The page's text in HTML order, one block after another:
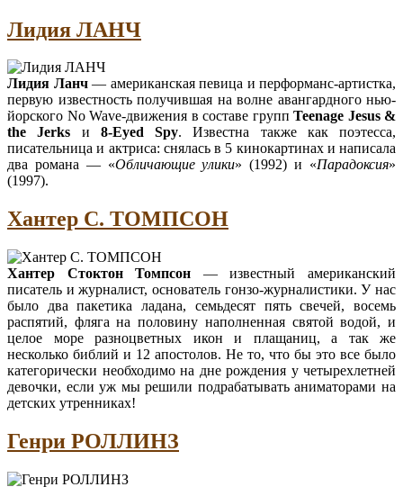
Лидия ЛАНЧ
Лидия Ланч— американская певица и перформанс-артистка,
первую известность получившая на волне авангардного нью-
йорского No Wave-движения в составе групп Teenage Jesus &
the Jerks и 8-Eyed Spy. Известна также как поэтесса,
писательница и актриса: снялась в 5 кинокартинах и написала
два романа — «Обличающие улики» (1992) и «Парадоксия»
(1997).
Хантер С. ТОМПСОН
Хантер Стоктон Томпсон — известный американский
писатель и журналист, основатель гонзо-журналистики. У нас
было два пакетика ладана, семьдесят пять свечей, восемь
распятий, фляга на половину наполненная святой водой, и
целое море разноцветных икон и плащаниц, а так же
несколько библий и 12 апостолов. Не то, что бы это все было
категорически необходимо на дне рождения у четырехлетней
девочки, если уж мы решили подрабатывать аниматорами на
детских утренниках!
Генри РОЛЛИНЗ